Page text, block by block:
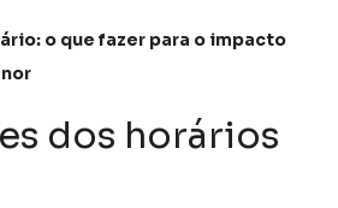
o que fazer para o impacto
dos horários